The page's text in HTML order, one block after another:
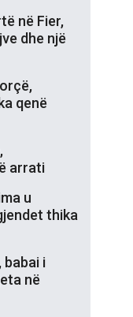
në Fier,
dhe një
qenë
arrati
u
thika
babai i
në